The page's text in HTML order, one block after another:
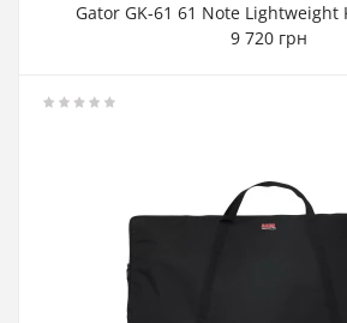
Gator GK-61 61 Note Lightweight
9 720 грн